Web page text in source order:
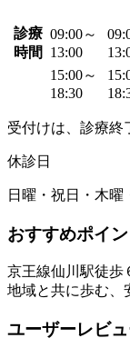
診療
時間
09:00～
13:00
15:00～
18:30
受付けは、診療終
休診日
日曜・祝日・木
おすすめポイン
京王線仙川駅徒歩
地域と共に歩む、
ユーザーレビ